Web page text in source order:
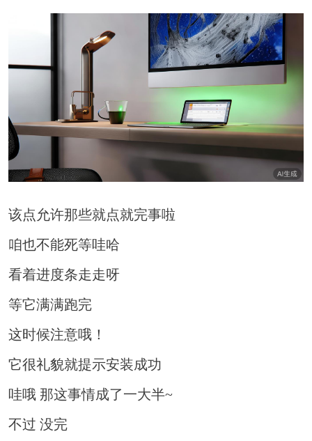
该点允许那些就点就完事啦
咱也不能死等哇哈
看着进度条走走呀
等它满满跑完
这时候注意哦！
它很礼貌就提示安装成功
哇哦 那这事情成了一大半~
不过 没完